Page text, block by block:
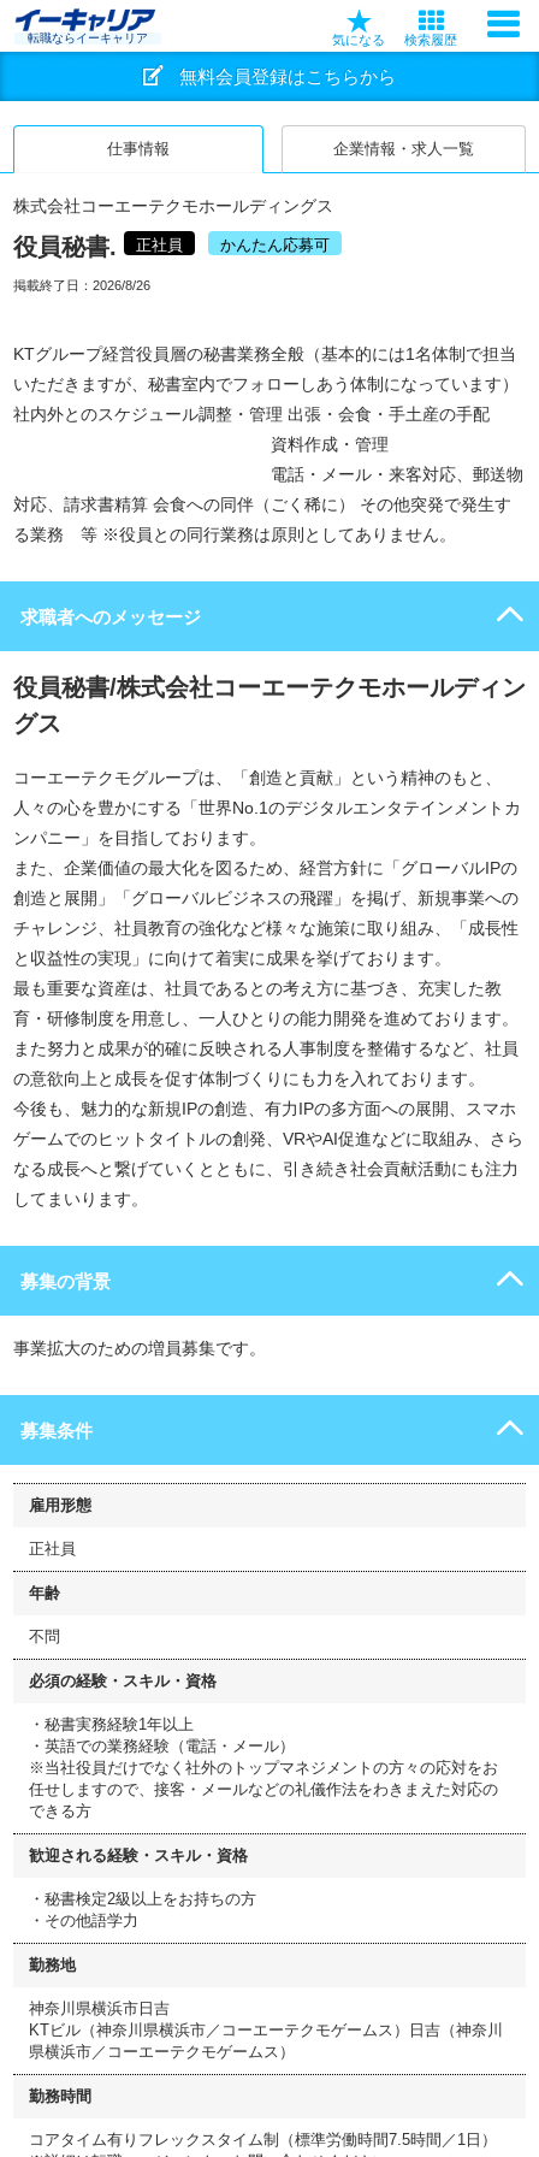
転職ならイーキャリア 気になる 検索履歴
無料会員登録はこちらから
仕事情報 企業情報・求人一覧
株式会社コーエーテクモホールディングス
役員秘書. 正社員 かんたん応募可
掲載終了日： 2026/8/26
KTグループ経営役員層の秘書業務全般（基本的には1名体制で担当
いただきますが、秘書室内でフォローしあう体制になっています）
社内外とのスケジュール調整・管理 出張・会食・手土産の手配
資料作成・管理
電話・メール・来客対応、郵送物
対応、請求書精算 会食への同伴（ごく稀に） その他突発で発生す
る業務 等 ※役員との同行業務は原則としてありません。
求職者へのメッセージ
役員秘書/株式会社コーエーテクモホールディン
グス
コーエーテクモグループは、「創造と貢献」という精神のもと、
人々の心を豊かにする「世界No.1のデジタルエンタテインメントカ
ンパニー」を目指しております。
また、企業価値の最大化を図るため、経営方針に「グローバルIPの
創造と展開」「グローバルビジネスの飛躍」を掲げ、新規事業への
チャレンジ、社員教育の強化など様々な施策に取り組み、「成長性
と収益性の実現」に向けて着実に成果を挙げております。
最も重要な資産は、社員であるとの考え方に基づき、充実した教
育・研修制度を用意し、一人ひとりの能力開発を進めております。
また努力と成果が的確に反映される人事制度を整備するなど、社員
の意欲向上と成長を促す体制づくりにも力を入れております。
今後も、魅力的な新規IPの創造、有力IPの多方面への展開、スマホ
ゲームでのヒットタイトルの創発、VRやAI促進などに取組み、さら
なる成長へと繋げていくとともに、引き続き社会貢献活動にも注力
してまいります。
募集の背景
事業拡大のための増員募集です。
募集条件
雇用形態
正社員
年齢
不問
必須の経験・スキル・資格
・秘書実務経験1年以上
・英語での業務経験（電話・メール）
※当社役員だけでなく社外のトップマネジメントの方々の応対をお
任せしますので、接客・メールなどの礼儀作法をわきまえた対応の
できる方
歓迎される経験・スキル・資格
・秘書検定2級以上をお持ちの方
・その他語学力
勤務地
神奈川県横浜市日吉
KTビル（神奈川県横浜市／コーエーテクモゲームス）日吉（神奈川
県横浜市／コーエーテクモゲームス）
勤務時間
コアタイム有りフレックスタイム制（標準労働時間7.5時間／1日）